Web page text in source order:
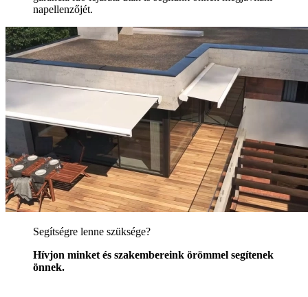
napellenzőjét.
Segítségre lenne szüksége?
Hívjon minket és szakembereink örömmel segítenek
önnek.